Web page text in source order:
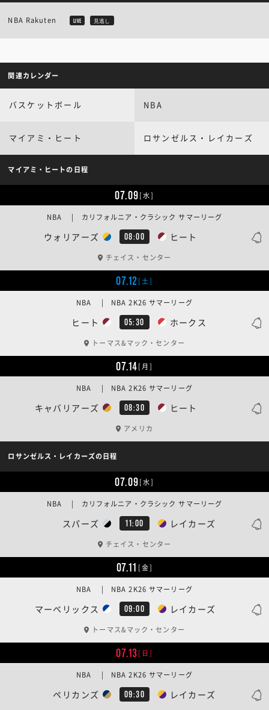
NBA Rakuten LIVE 見逃し
関連カレンダー
バスケットボール NBA
マイアミ・ヒート ロサンゼルス・レイカーズ
マイアミ・ヒートの日程
07.09[水]
ウォリアーズ 08:00 ヒート
NBA | カリフォルニア・クラシック サマーリーグ
チェイス・センター
07.12[土]
ヒート 05:30 ホークス
NBA | NBA 2K26 サマーリーグ
トーマス&マック・センター
07.14[月]
キャバリアーズ 08:30 ヒート
NBA | NBA 2K26 サマーリーグ
アメリカ
ロサンゼルス・レイカーズの日程
07.09[水]
スパーズ 11:00 レイカーズ
NBA | カリフォルニア・クラシック サマーリーグ
チェイス・センター
07.11 [金]
マーベリックス 09:00 レイカーズ
NBA | NBA 2K26 サマーリーグ
トーマス&マック・センター
07.13[日]
ペリカンズ 09:30 レイカーズ
NBA | NBA 2K26 サマーリーグ